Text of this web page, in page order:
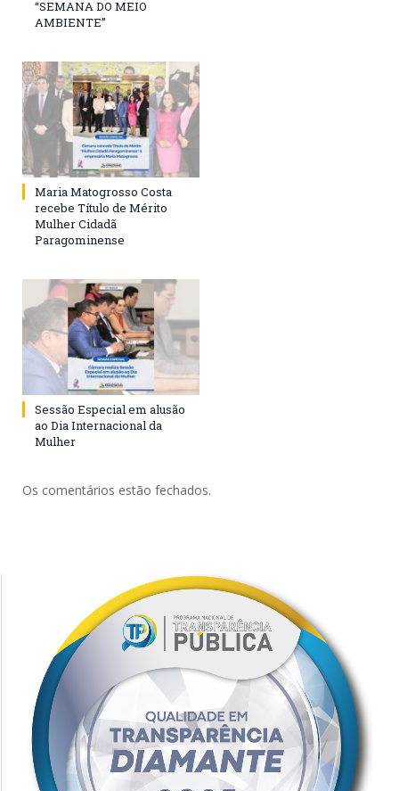
“SEMANA DO MEIO
AMBIENTE”
Maria Matogrosso Costa
recebe Título de Mérito
Mulher Cidadã
Paragominense
Sessão Especial em alusão
ao Dia Internacional da
Mulher
Os comentários estão fechados.